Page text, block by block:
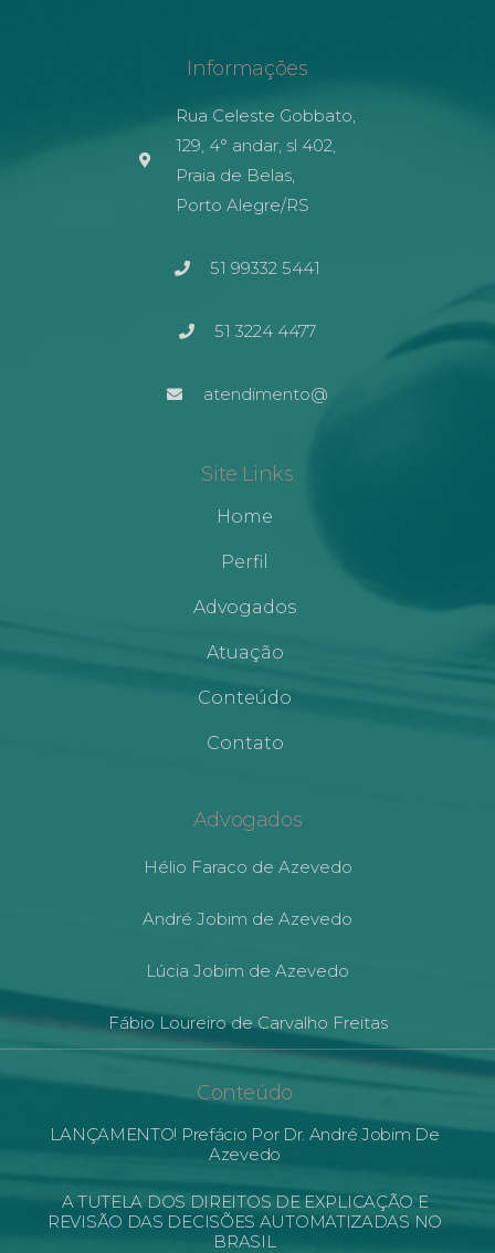
Informações
Rua Celeste Gobbato,
129, 4° andar, sl 402,
Praia de Belas,
Porto Alegre/RS
51 99332 5441
51 3224 4477
atendimento@
Site Links
Home
Perfil
Advogados
Atuação
Conteúdo
Contato
Advogados
Hélio Faraco de Azevedo
André Jobim de Azevedo
Lúcia Jobim de Azevedo
Fábio Loureiro de Carvalho Freitas
Conteúdo
LANÇAMENTO! Prefácio Por Dr. André Jobim De
Azevedo
A TUTELA DOS DIREITOS DE EXPLICAÇÃO E
REVISÃO DAS DECISÕES AUTOMATIZADAS NO
BRASIL